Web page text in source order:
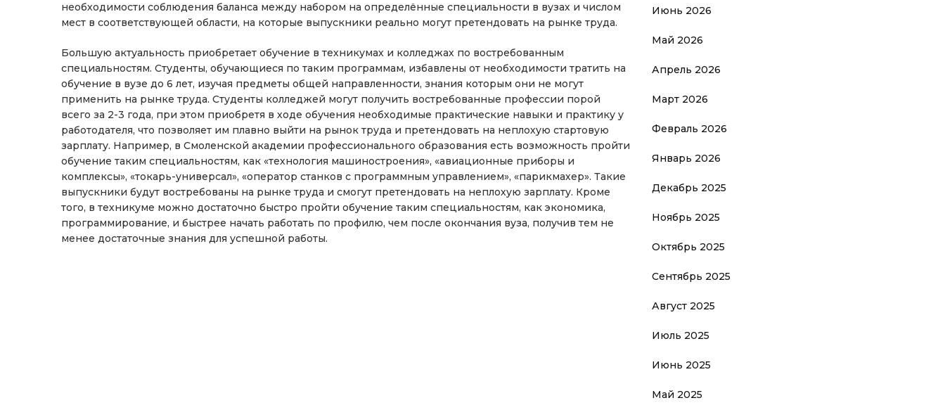
необходимости соблюдения баланса между набором на определённые специальности в вузах и числом
мест в соответствующей области, на которые выпускники реально могут претендовать на рынке труда.
Большую актуальность приобретает обучение в техникумах и колледжах по востребованным
специальностям. Студенты, обучающиеся по таким программам, избавлены от необходимости тратить на
обучение в вузе до 6 лет, изучая предметы общей направленности, знания которым они не могут
применить на рынке труда. Студенты колледжей могут получить востребованные профессии порой
всего за 2-3 года, при этом приобретя в ходе обучения необходимые практические навыки и практику у
работодателя, что позволяет им плавно выйти на рынок труда и претендовать на неплохую стартовую
зарплату. Например, в Смоленской академии профессионального образования есть возможность пройти
обучение таким специальностям, как «технология машиностроения», «авиационные приборы и
комплексы», «токарь-универсал», «оператор станков с программным управлением», «парикмахер». Такие
выпускники будут востребованы на рынке труда и смогут претендовать на неплохую зарплату. Кроме
того, в техникуме можно достаточно быстро пройти обучение таким специальностям, как экономика,
программирование, и быстрее начать работать по профилю, чем после окончания вуза, получив тем не
менее достаточные знания для успешной работы.
Июнь 2026
Май 2026
Апрель 2026
Март 2026
Февраль 2026
Январь 2026
Декабрь 2025
Ноябрь 2025
Октябрь 2025
Сентябрь 2025
Август 2025
Июль 2025
Июнь 2025
Май 2025